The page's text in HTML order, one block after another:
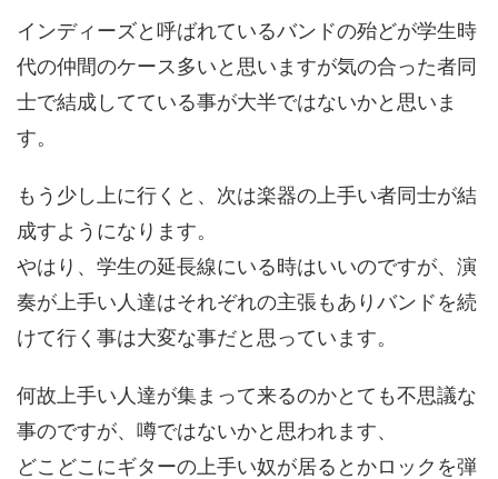
インディーズと呼ばれているバンドの殆どが学生時
代の仲間のケース多いと思いますが気の合った者同
士で結成してている事が大半ではないかと思いま
す。
もう少し上に行くと、次は楽器の上手い者同士が結
成すようになります。
やはり、学生の延長線にいる時はいいのですが、演
奏が上手い人達はそれぞれの主張もありバンドを続
けて行く事は大変な事だと思っています。
何故上手い人達が集まって来るのかとても不思議な
事のですが、噂ではないかと思われます、
どこどこにギターの上手い奴が居るとかロックを弾